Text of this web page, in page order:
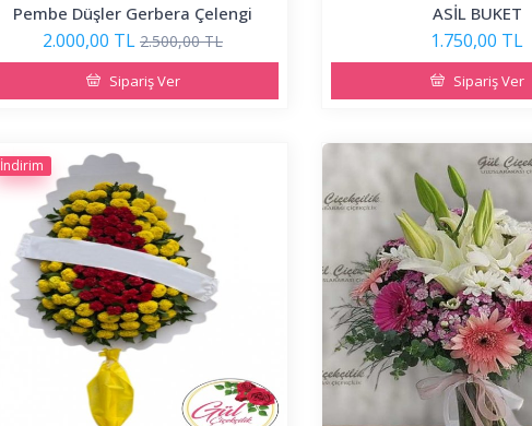
Pembe Düşler Gerbera Çelengi
2.000,00 TL 2.500,00 TL
Sipariş Ver
ASİL BUKET
1.750,00 TL
Sipariş Ver
İndirim